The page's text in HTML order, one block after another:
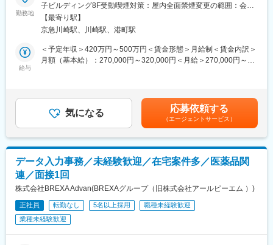
サポートのもとステップアップできます。
■業務詳細：
◇介護報酬の請求管理・査定対応
◇事業所の開設・変更に伴う行政手続き
◇実地指導・監査に向けた事務サポート
■組織構成：
事業部（部長、副部長、エリアマネージャー13名、サポートスタ
ッフ7名）
当社の事業コンセプト"Life Focus"（ライフフォーカス）は、お客
さまのこれまでの人生や、それぞれのお気持ちを深く理解するこ
とからはじまります。お客さまとの会話や、日常の接点のなか
で、お客さまの「こうありたい」を理解して、人生を支える介護
けがえのない「人生そのもの」を大切にいたします。
勤務地
子ビルディング8F受動喫煙対策：屋内全面禁煙変更の範囲：会社
の定める事業所
【最寄り駅】
京急川崎駅、川崎駅、港町駅
給与
＜予定年収＞420万円～500万円＜賃金形態＞月給制＜賃金内訳＞
月額（基本給）：270,000円～320,000円＜月給＞270,000円～
月）賃金はあくまでも目安の金額であり、選考を通じて上下する
可能性があります。月給(月額)は固定手当を含めた表記です。
気になる 応募依頼する
（エージェントサービス）
データ入力事務／未経験歓迎／在宅案件多／医薬品関
連／面接1回
株式会社BREXA Advan(BREXAグループ（旧株式会社アールピーエム ）)
正社員 転勤なし 5名以上採用
職種未経験歓迎
業種未経験歓迎